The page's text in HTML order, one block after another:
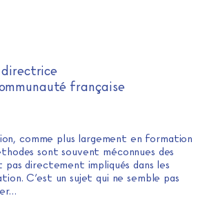
directrice
française
comme plus largement en formation
sont souvent méconnues des
directement impliqués dans les
C’est un sujet qui ne semble pas